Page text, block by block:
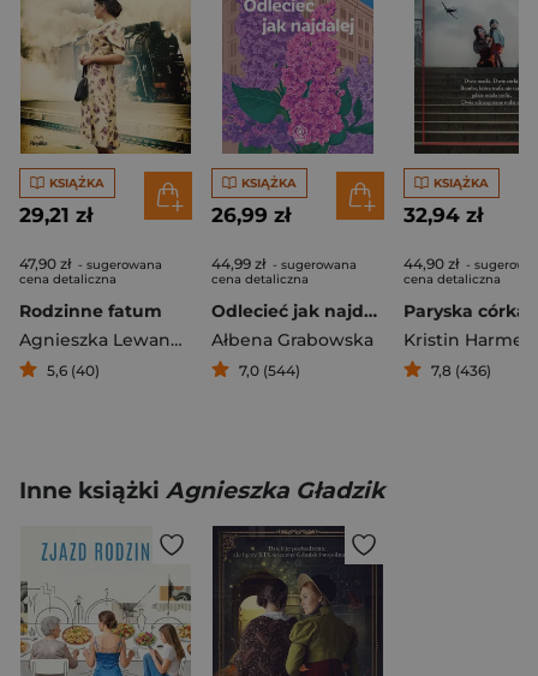
KSIĄŻKA
29,21 zł
47,90 zł - sugerowana
cena detaliczna
Rodzinne fatum
Agnieszka Lewandowska-Kąkol
5,6 (40)
KSIĄŻKA
26,99 zł
44,99 zł - sugerowana
cena detaliczna
Odlecieć jak najdalej
Ałbena Grabowska
7,0 (544)
KSIĄŻKA
32,94 zł
44,90 zł -
cena detaliczna
Paryska córka
Kristin Harmel
7,8 (436)
Inne książki Agnieszka Gładzik